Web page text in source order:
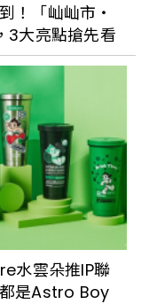
！「屾屾市・
3大亮點搶先看
水雲朵推IP聯
是Astro Boy